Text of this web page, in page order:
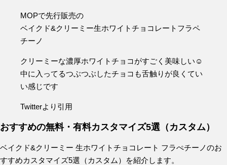
MOPで先行販売の
ベイクド&クリーミー生ホワイトチョコレートフラペ
チーノ
クリーミーな濃厚ホワイトチョコがすごく美味しい☺️
中に入ってるつぶつぶしたチョコも舌触りが良くてい
い感じです
Twitterより引用
おすすめの無料・有料カスタマイズ5選（カスタム）
ベイクド&クリーミー 生ホワイトチョコレート フラぺチーノのお
すすめカスタマイズ5選（カスタム）を紹介します。